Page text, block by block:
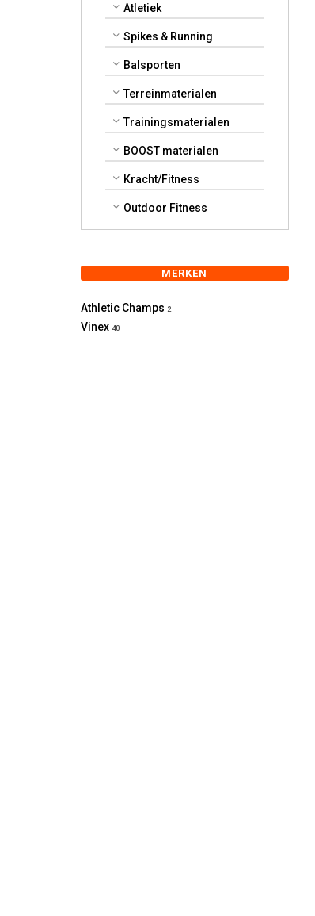
Atletiek
Spikes & Running
Balsporten
Terreinmaterialen
Trainingsmaterialen
BOOST materialen
Kracht/Fitness
Outdoor Fitness
MERKEN
Athletic Champs 2
Vinex 40